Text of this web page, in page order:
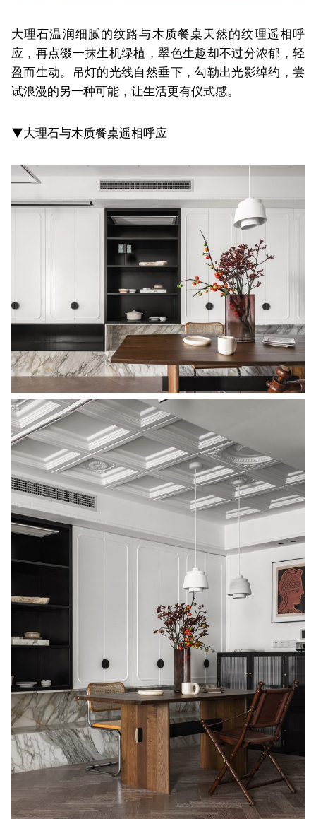
大理石温润细腻的纹路与木质餐桌天然的纹理遥相呼
应，再点缀一抹生机绿植，翠色生趣却不过分浓郁，轻
盈而生动。吊灯的光线自然垂下，勾勒出光影绰约，尝
试浪漫的另一种可能，让生活更有仪式感。
▼大理石与木质餐桌遥相呼应